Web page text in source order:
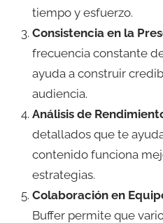
tiempo y esfuerzo.
Consistencia en la
frecuencia constante
ayuda a construir
audiencia.
Análisis de
detallados que te
contenido funciona
estrategias.
Colaboración en
Buffer permite que